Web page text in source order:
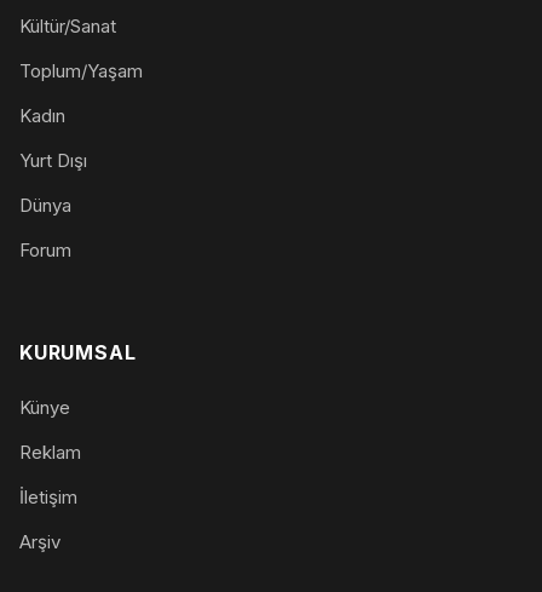
Kültür/Sanat
Toplum/Yaşam
Kadın
Yurt Dışı
Dünya
Forum
KURUMSAL
Künye
Reklam
İletişim
Arşiv